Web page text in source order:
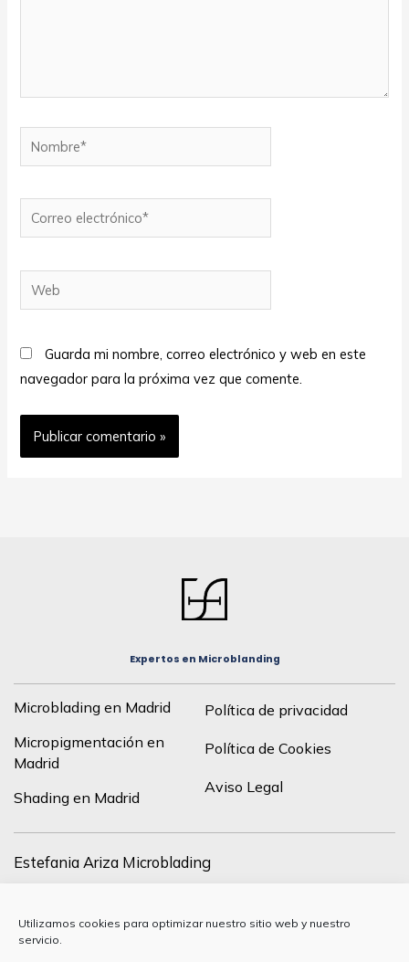
Utilizamos cookies para optimizar nuestro sitio web y nuestro
servicio.
Nombre*
Correo
electrónico*
Web
Guarda mi nombre, correo electrónico y web en este
navegador para la próxima vez que comente.
Expertos en Microblanding
Microblading en Madrid
Micropigmentación en
Madrid
Shading en Madrid
Política de privacidad
Política de Cookies
Aviso Legal
Estefania Ariza Microblading
+34 627 24 37 84